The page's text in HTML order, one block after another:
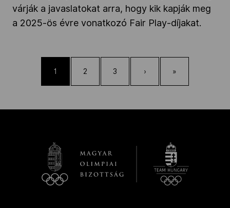
várják a javaslatokat arra, hogy kik kapják meg
a 2025-ös évre vonatkozó Fair Play-díjakat.
1 2 3 › »